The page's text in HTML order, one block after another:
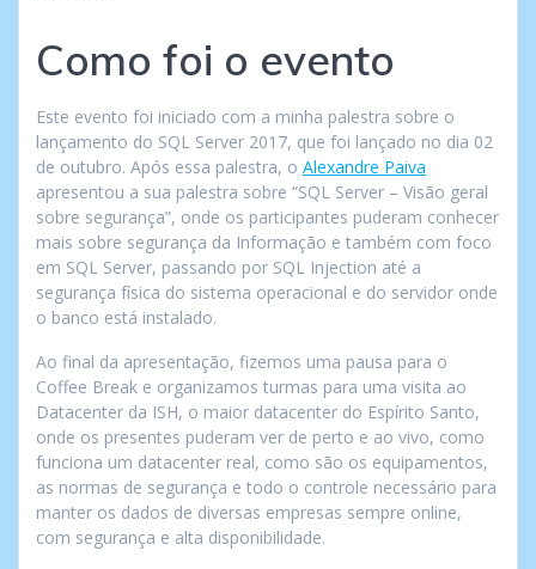
Como foi o evento
Este evento foi iniciado com a minha palestra sobre o
lançamento do SQL Server 2017, que foi lançado no dia 02
de outubro. Após essa palestra, o Alexandre Paiva
apresentou a sua palestra sobre “SQL Server – Visão geral
sobre segurança”, onde os participantes puderam conhecer
mais sobre segurança da Informação e também com foco
em SQL Server, passando por SQL Injection até a
segurança física do sistema operacional e do servidor onde
o banco está instalado.
Ao final da apresentação, fizemos uma pausa para o
Coffee Break e organizamos turmas para uma visita ao
Datacenter da ISH, o maior datacenter do Espírito Santo,
onde os presentes puderam ver de perto e ao vivo, como
funciona um datacenter real, como são os equipamentos,
as normas de segurança e todo o controle necessário para
manter os dados de diversas empresas sempre online,
com segurança e alta disponibilidade.